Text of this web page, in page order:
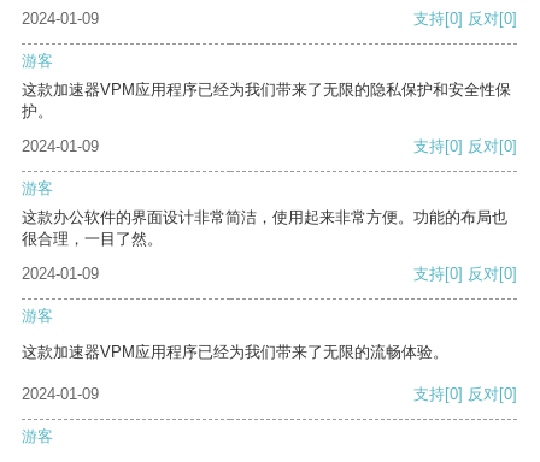
2024-01-09
支持[0] 反对[0]
游客
这款加速器VPM应用程序已经为我们带来了无限的隐私保护和安全性保
护。
2024-01-09
支持[0] 反对[0]
游客
这款办公软件的界面设计非常简洁，使用起来非常方便。功能的布局也
很合理，一目了然。
2024-01-09
支持[0] 反对[0]
游客
这款加速器VPM应用程序已经为我们带来了无限的流畅体验。
2024-01-09 支持[0] 反对[0]
游客